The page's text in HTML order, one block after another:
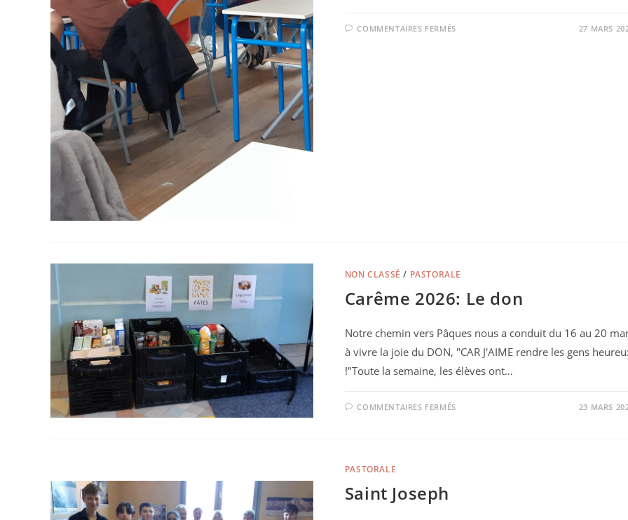
COMMENTAIRES FERMÉS 27 MARS
NON CLASSÉ / PASTORALE
Carême 2026: Le don
Notre chemin vers Pâques nous a conduit du 16 au 20
à vivre la joie du DON, "CAR J'AIME rendre les gens
!"Toute la semaine, les élèves ont…
COMMENTAIRES FERMÉS 23 MARS
PASTORALE
Saint Joseph